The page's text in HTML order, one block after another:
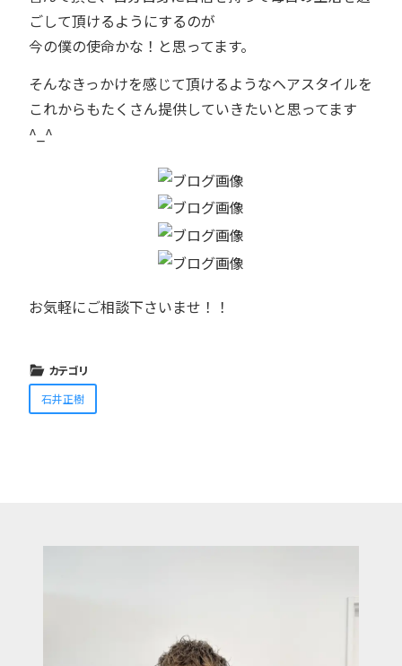
ごして頂けるようにするのが
今の僕の使命かな！と思ってます。
そんなきっかけを感じて頂けるようなヘアスタイルを
これからもたくさん提供していきたいと思ってます
^_^
お気軽にご相談下さいませ！！
カテゴリ
石井正樹